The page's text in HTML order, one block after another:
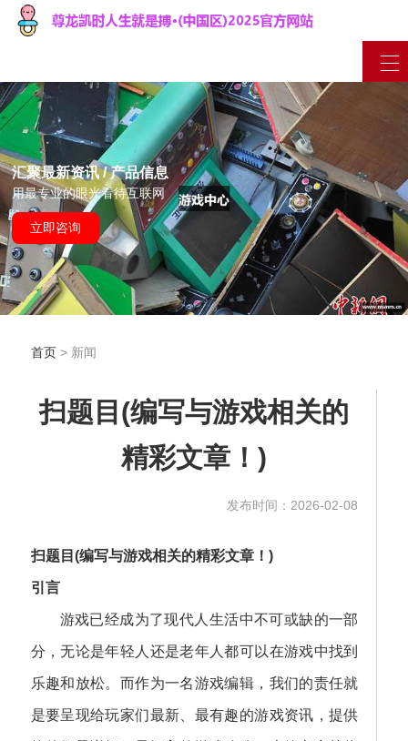
汇聚最新资讯 / 产品信息
用最专业的眼光看待互联网
立即咨询
首页> 新闻
扫题目(编写与游戏相关的
精彩文章！)
发布时间：2026-02-08
扫题目(编写与游戏相关的精彩文章！)
引言
游戏已经成为了现代人生活中不可或缺的一部
分，无论是年轻人还是老年人都可以在游戏中找到
乐趣和放松。而作为一名游戏编辑，我们的责任就
是要呈现给玩家们最新、最有趣的游戏资讯，提供